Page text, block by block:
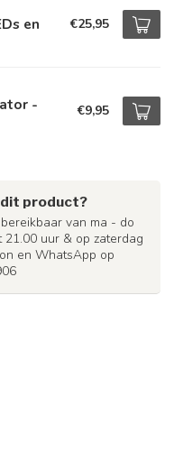
en €25,95
- €9,95
dit product?
van ma - do
uur & op zaterdag
en WhatsApp op